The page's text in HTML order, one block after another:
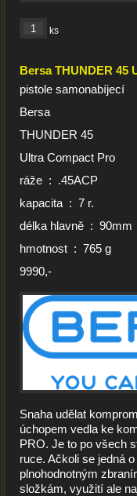
ks
Bersa THUNDER 45
pistole samonabíjecí
Bersa
THUNDER 45
Ultra Compact Pro
ráže : .45ACP
kapacita : 7 r.
délka hlavně : 90mm
hmotnost : 765 g
9990,-
Snaha udělat
úchopem vedla ke
PRO. Je to po všech
ruce. Ačkoli se jedná
plnohodnotným
složkám, využití ale